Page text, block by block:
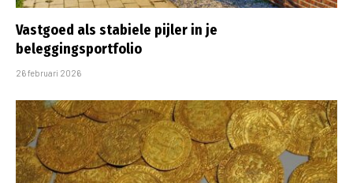
Vastgoed als stabiele pijler in je
beleggingsportfolio
26 februari 2026